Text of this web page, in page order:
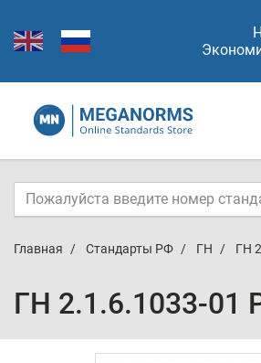
Главная Стандарты РФ ГН ГН
ГН 2.1.6.1033-01